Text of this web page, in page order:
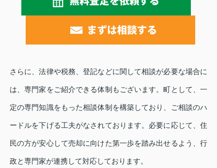
さらに、法律や税務、登記などに関して相談が必要な場合に
は、専門家をご紹介できる体制もございます。町として、一
定の専門知識をもった相談体制を構築しており、ご相談のハ
ードルを下げる工夫がなされております。必要に応じて、住
民の方が安心して売却に向けた第一歩を踏み出せるよう、行
政と専門家が連携して対応しております。